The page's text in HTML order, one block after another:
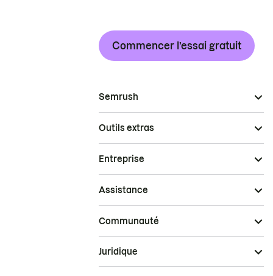
Commencer l’essai gratuit
Semrush
Outils extras
Entreprise
Assistance
Communauté
Juridique